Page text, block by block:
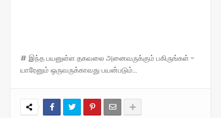
# இந்த பயனுள்ள தகவலை அனைவருக்கும் பகிருங்கள் -
யாரேனும் ஒருவருக்காவது பயன்படும்...